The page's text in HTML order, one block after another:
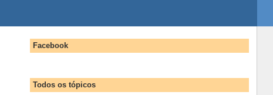
Facebook
Todos os tópicos